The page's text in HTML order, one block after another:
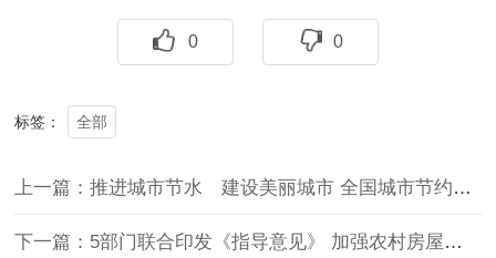
0 0
标签： 全部
上一篇：推进城市节水 建设美丽城市 全国城市节约用水宣传周活动启动
下一篇：5部门联合印发《指导意见》 加强农村房屋建设管理